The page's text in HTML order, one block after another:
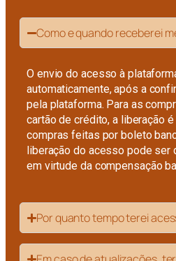
Como e quando receberei
O envio do acesso à
automaticamente, após a
pela plataforma. Para as
cartão de crédito, a liberação
compras feitas por boleto
liberação do acesso pode ser
em virtude da compensação
Por quanto tempo terei